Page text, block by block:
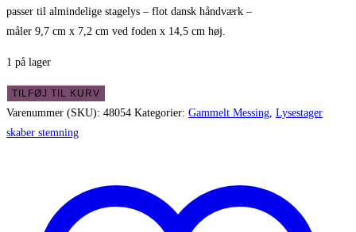
passer til almindelige stagelys – flot dansk håndværk –
måler 9,7 cm x 7,2 cm ved foden x 14,5 cm høj.
1 på lager
Smuk
massiv
malm
TILFØJ TIL KURV
Varenummer (SKU): 48054 Kategorier: Gammelt Messing Lysestager
skaber stemning